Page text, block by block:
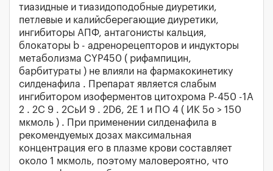
тиазидные и тиазидоподобные диуретики,
петлевые и калийсберегающие диуретики,
ингибиторы АПФ, антагонисты кальция,
блокаторы b - адренорецепторов и индукторы
метаболизма CYP450 ( рифампицин,
барбитураты ) не влияли на фармакокинетику
силденафила . Препарат является слабым
ингибитором изоферментов цитохрома Р-450 -1А
2 . 2С 9 . 2СьИ 9 . 2D6, 2Е 1 и ПО 4 ( ИК 5о > 150
мкмоль ) . При применении силденафила в
рекомендуемых дозах максимальная
концентрация его в плазме крови составляет
около 1 мкмоль, поэтому маловероятно, что